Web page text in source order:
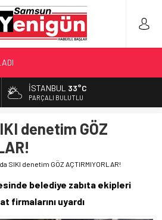
HEDEF 5’İNCİLİK!
YAPIN!’
YAPILAN EN BÜYÜK HATALAR
İSTANBUL 33°C
PARÇALI BULUTLU
denetim GÖZ
SIKI denetim GÖZ AÇTIRMIYORLAR!
belediye zabıta ekipleri
firmalarını uyardı